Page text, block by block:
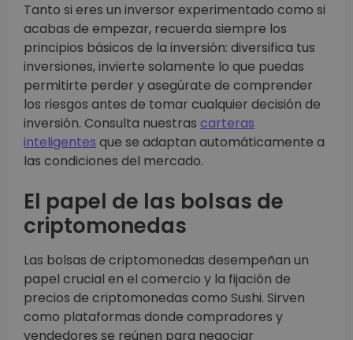
Tanto si eres un inversor experimentado como si
acabas de empezar, recuerda siempre los
principios básicos de la inversión: diversifica tus
inversiones, invierte solamente lo que puedas
permitirte perder y asegúrate de comprender
los riesgos antes de tomar cualquier decisión de
inversión. Consulta nuestras carteras
inteligentes que se adaptan automáticamente a
las condiciones del mercado.
El papel de las bolsas de
criptomonedas
Las bolsas de criptomonedas desempeñan un
papel crucial en el comercio y la fijación de
precios de criptomonedas como Sushi. Sirven
como plataformas donde compradores y
vendedores se reúnen para negociar